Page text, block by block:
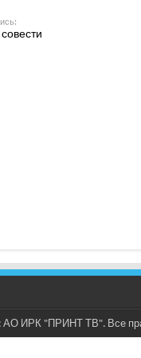
АО ИРК "ПРИНТ ТВ". Все